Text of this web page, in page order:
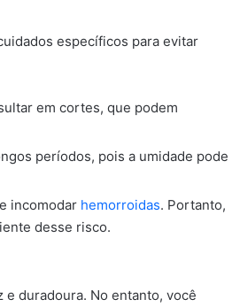
específicos para evitar
em cortes, que podem
períodos, pois a umidade pode
incomodar hemorroidas. Portanto,
desse risco.
e duradoura. No entanto, você